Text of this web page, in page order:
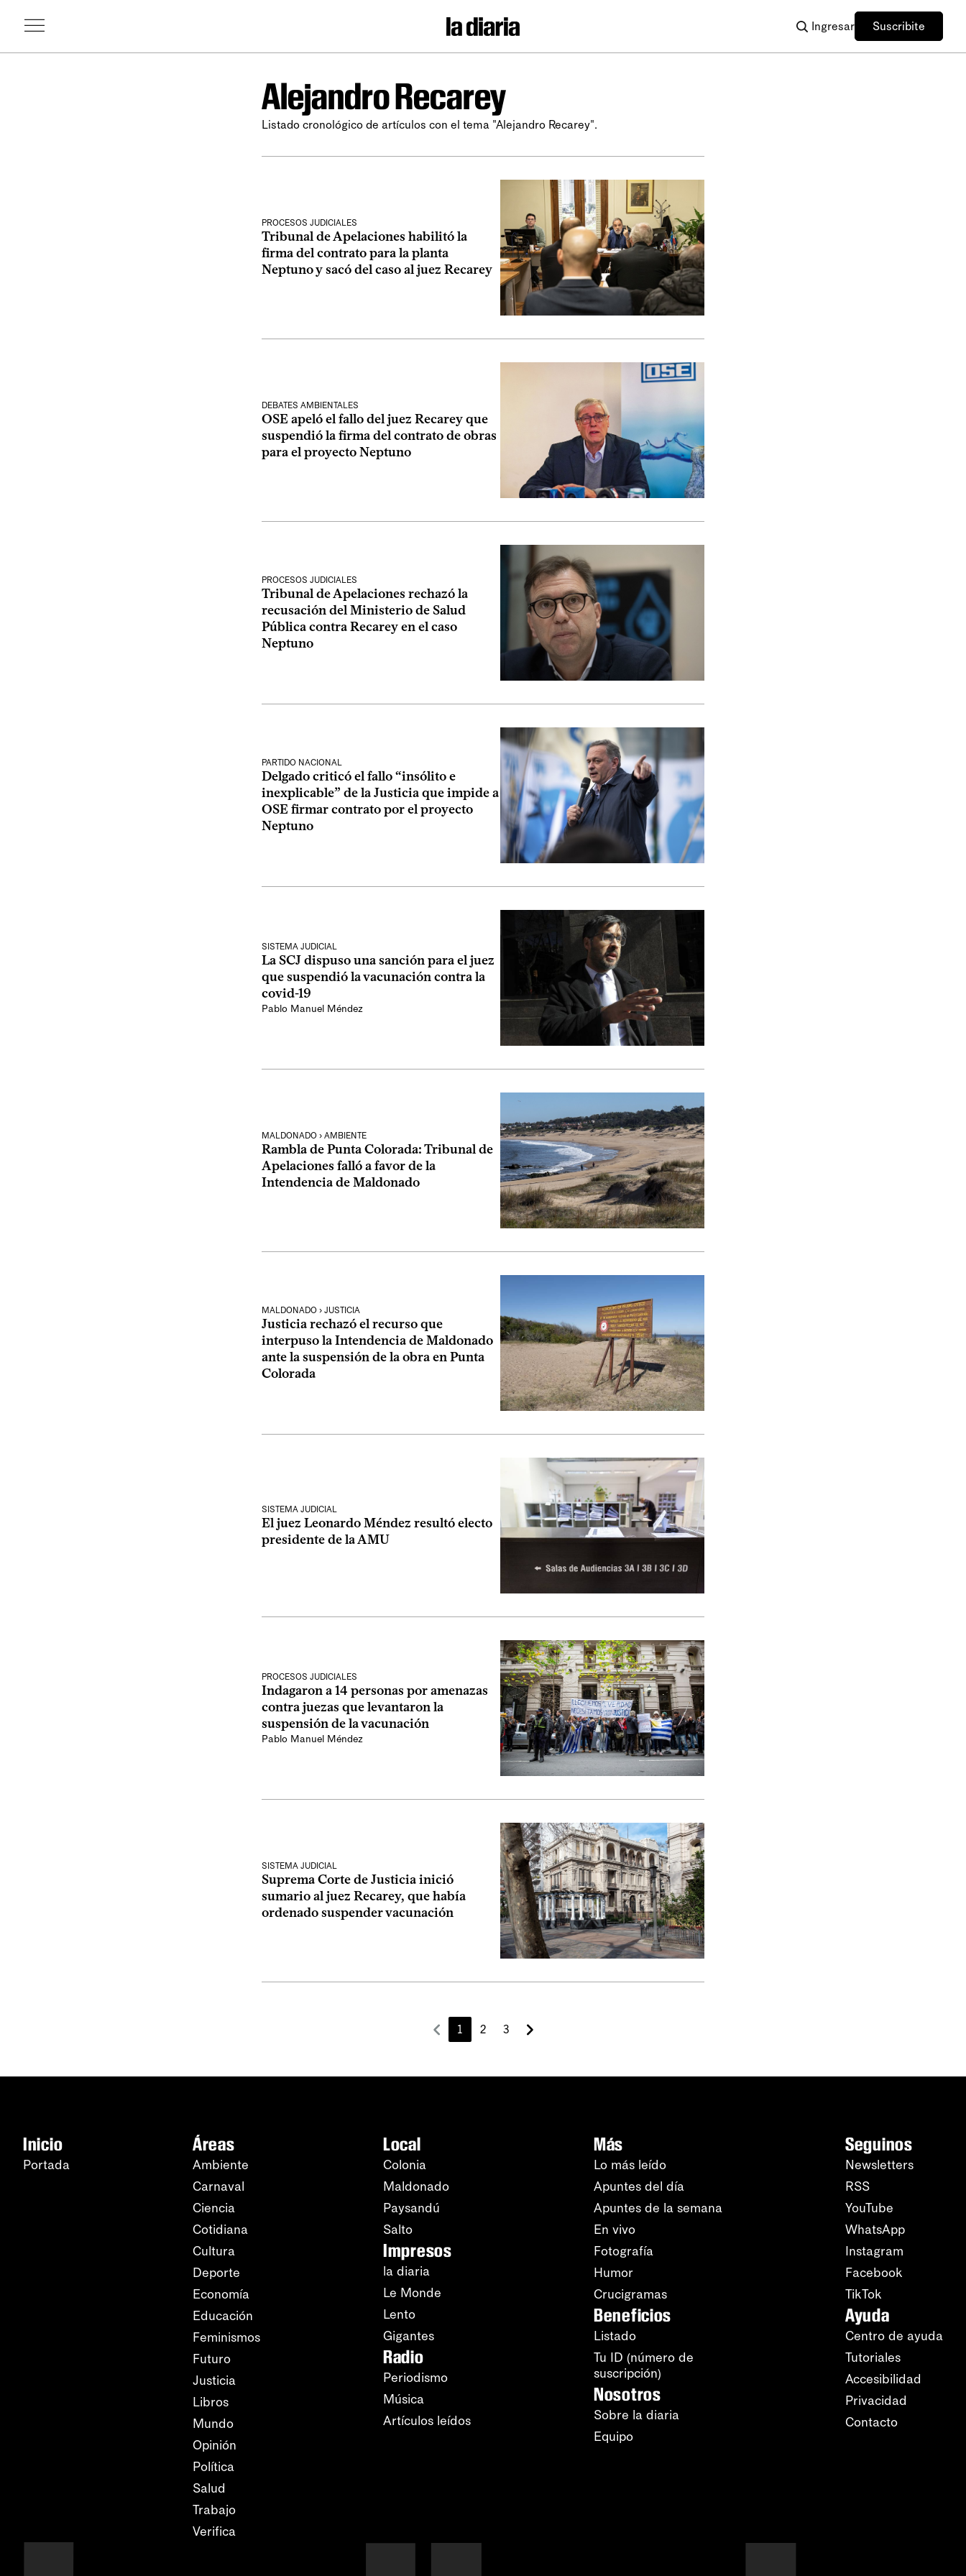
Ingresar Suscribite
Alejandro Recarey
Listado cronológico de artículos con el tema "Alejandro Recarey".
PROCESOS JUDICIALES
Tribunal de Apelaciones habilitó la
firma del contrato para la planta
Neptuno y sacó del caso al juez Recarey
DEBATES AMBIENTALES
OSE apeló el fallo del juez Recarey que
suspendió la firma del contrato de obras
para el proyecto Neptuno
PROCESOS JUDICIALES
Tribunal de Apelaciones rechazó la
recusación del Ministerio de Salud
Pública contra Recarey en el caso
Neptuno
PARTIDO NACIONAL
Delgado criticó el fallo “insólito e
inexplicable” de la Justicia que impide a
OSE firmar contrato por el proyecto
Neptuno
SISTEMA JUDICIAL
La SCJ dispuso una sanción para el juez
que suspendió la vacunación contra la
covid-19
Pablo Manuel Méndez
MALDONADO › AMBIENTE
Rambla de Punta Colorada: Tribunal de
Apelaciones falló a favor de la
Intendencia de Maldonado
MALDONADO › JUSTICIA
Justicia rechazó el recurso que
interpuso la Intendencia de Maldonado
ante la suspensión de la obra en Punta
Colorada
SISTEMA JUDICIAL
El juez Leonardo Méndez resultó electo
presidente de la AMU
PROCESOS JUDICIALES
Indagaron a 14 personas por amenazas
contra juezas que levantaron la
suspensión de la vacunación
Pablo Manuel Méndez
SISTEMA JUDICIAL
Suprema Corte de Justicia inició
sumario al juez Recarey, que había
ordenado suspender vacunación
1 2 3
Inicio
Portada
Áreas
Ambiente
Carnaval
Ciencia
Cotidiana
Cultura
Deporte
Economía
Educación
Feminismos
Futuro
Justicia
Libros
Mundo
Opinión
Política
Salud
Trabajo
Verifica
Local
Colonia
Maldonado
Paysandú
Salto
Impresos
la diaria
Le Monde
Lento
Gigantes
Radio
Periodismo
Música
Artículos leídos
Más
Lo más leído
Apuntes del día
Apuntes de la semana
En vivo
Fotografía
Humor
Crucigramas
Beneficios
Listado
Tu ID (número de
suscripción)
Nosotros
Sobre la diaria
Equipo
Seguinos
Newsletters
RSS
YouTube
WhatsApp
Instagram
Facebook
TikTok
Ayuda
Centro de ayuda
Tutoriales
Accesibilidad
Privacidad
Contacto